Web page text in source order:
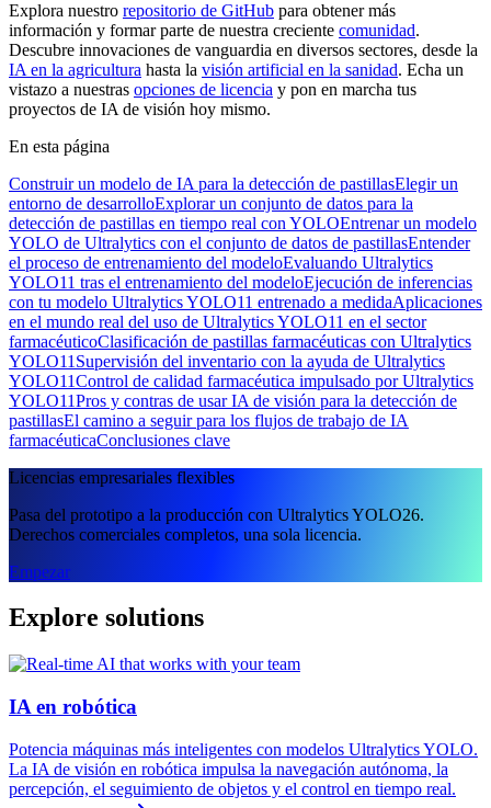
Explora nuestro repositorio de GitHub para obtener más
información y formar parte de nuestra creciente comunidad.
Descubre innovaciones de vanguardia en diversos sectores, desde la
IA en la agricultura hasta la visión artificial en la sanidad. Echa un
vistazo a nuestras opciones de licencia y pon en marcha tus
proyectos de IA de visión hoy mismo.
En esta página
Construir un modelo de IA para la detección de pastillasElegir un
entorno de desarrolloExplorar un conjunto de datos para la
detección de pastillas en tiempo real con YOLOEntrenar un modelo
YOLO de Ultralytics con el conjunto de datos de pastillasEntender
el proceso de entrenamiento del modeloEvaluando Ultralytics
YOLO11 tras el entrenamiento del modeloEjecución de inferencias
con tu modelo Ultralytics YOLO11 entrenado a medidaAplicaciones
en el mundo real del uso de Ultralytics YOLO11 en el sector
farmacéuticoClasificación de pastillas farmacéuticas con Ultralytics
YOLO11 Supervisión del inventario con la ayuda de Ultralytics
YOLO11Control de calidad farmacéutica impulsado por Ultralytics
YOLO11Pros y contras de usar IA de visión para la detección de
pastillasEl camino a seguir para los flujos de trabajo de IA
farmacéuticaConclusiones clave
Licencias empresariales flexibles
Pasa del prototipo a la producción con Ultralytics YOLO26.
Derechos comerciales completos, una sola licencia.
Empezar
Explore solutions
IA en robótica
Potencia máquinas más inteligentes con modelos Ultralytics YOLO.
La IA de visión en robótica impulsa la navegación autónoma, la
percepción, el seguimiento de objetos y el control en tiempo real.